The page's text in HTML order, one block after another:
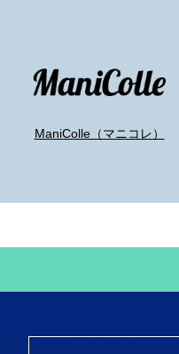
ManiColle（マニコレ）